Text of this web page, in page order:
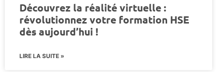
Découvrez la réalité virtuelle :
révolutionnez votre formation HSE
dès aujourd’hui !
LIRE LA SUITE »